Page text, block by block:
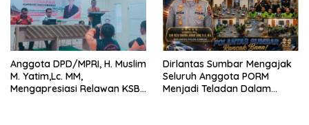
Anggota DPD/MPRI, H. Muslim
M. Yatim,Lc. MM,
Mengapresiasi Relawan KSB
Dirlantas Sumbar Mengajak
Seluruh Anggota PORM
Menjadi Teladan Dalam